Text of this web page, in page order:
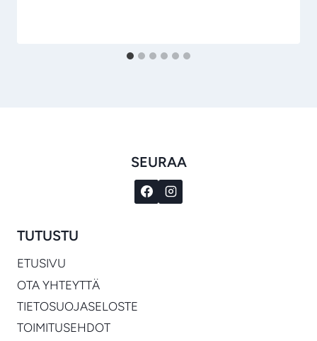
SEURAA
TUTUSTU
ETUSIVU
OTA YHTEYTTÄ
TIETOSUOJASELOSTE
TOIMITUSEHDOT